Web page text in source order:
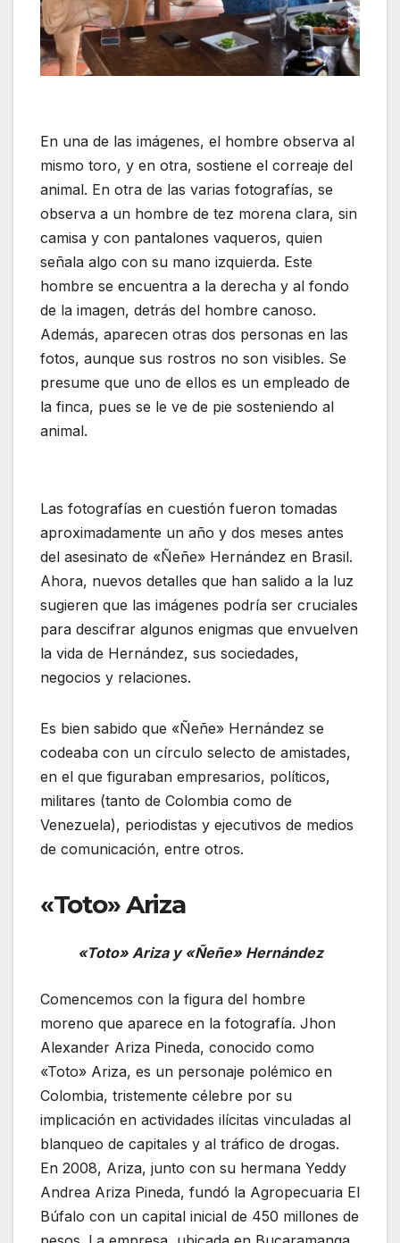
En una de las imágenes, el hombre observa al
mismo toro, y en otra, sostiene el correaje del
animal. En otra de las varias fotografías, se
observa a un hombre de tez morena clara, sin
camisa y con pantalones vaqueros, quien
señala algo con su mano izquierda. Este
hombre se encuentra a la derecha y al fondo
de la imagen, detrás del hombre canoso.
Además, aparecen otras dos personas en las
fotos, aunque sus rostros no son visibles. Se
presume que uno de ellos es un empleado de
la finca, pues se le ve de pie sosteniendo al
animal.
Las fotografías en cuestión fueron tomadas
aproximadamente un año y dos meses antes
del asesinato de «Ñeñe» Hernández en Brasil.
Ahora, nuevos detalles que han salido a la luz
sugieren que las imágenes podría ser cruciales
para descifrar algunos enigmas que envuelven
la vida de Hernández, sus sociedades,
negocios y relaciones.
Es bien sabido que «Ñeñe» Hernández se
codeaba con un círculo selecto de amistades,
en el que figuraban empresarios, políticos,
militares (tanto de Colombia como de
Venezuela), periodistas y ejecutivos de medios
de comunicación, entre otros.
«Toto» Ariza
«Toto» Ariza y «Ñeñe» Hernández
Comencemos con la figura del hombre
moreno que aparece en la fotografía. Jhon
Alexander Ariza Pineda, conocido como
«Toto» Ariza, es un personaje polémico en
Colombia, tristemente célebre por su
implicación en actividades ilícitas vinculadas al
blanqueo de capitales y al tráfico de drogas.
En 2008, Ariza, junto con su hermana Yeddy
Andrea Ariza Pineda, fundó la Agropecuaria El
Búfalo con un capital inicial de 450 millones de